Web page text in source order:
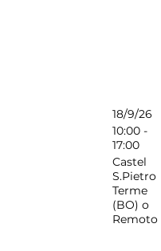
18/9/26
10:00 -
17:00
Castel
S.Pietro
Terme
(BO) o
Remoto